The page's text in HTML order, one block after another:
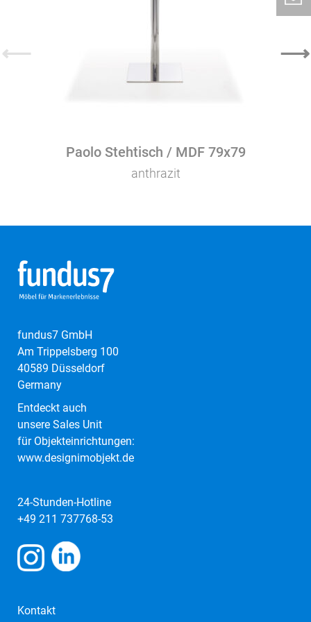
Paolo Stehtisch / MDF 79x79
anthrazit
⟵ ⟶
fundus7 GmbH
Am Trippelsberg 100
40589 Düsseldorf
Germany
Entdeckt auch
unsere Sales Unit
für Objekteinrichtungen:
www.designimobjekt.de
24-Stunden-Hotline
+49 211 737768-53
Kontakt